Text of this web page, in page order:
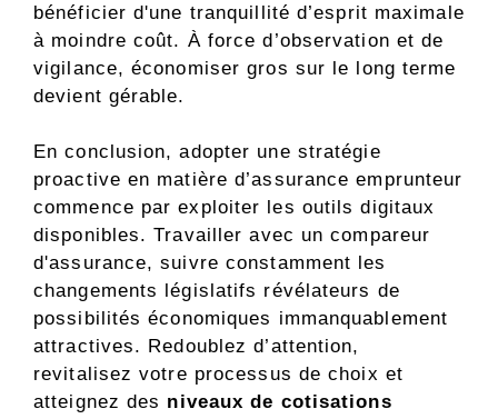
bénéficier d'une tranquillité d’esprit maximale
à moindre coût. À force d’observation et de
vigilance, économiser gros sur le long terme
devient gérable.
En conclusion, adopter une stratégie
proactive en matière d’assurance emprunteur
commence par exploiter les outils digitaux
disponibles. Travailler avec un compareur
d'assurance, suivre constamment les
changements législatifs révélateurs de
possibilités économiques immanquablement
attractives. Redoublez d’attention,
revitalisez votre processus de choix et
atteignez des niveaux de cotisations